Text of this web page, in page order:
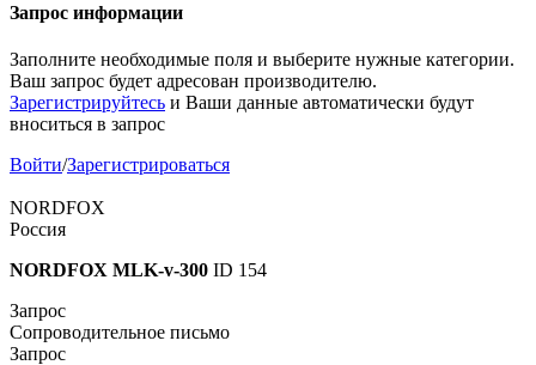
Запрос информации
Заполните необходимые поля и выберите нужные категории.
Ваш запрос будет адресован производителю.
Зарегистрируйтесь и Ваши данные автоматически будут
вноситься в запрос
Войти/Зарегистрироваться
NORDFOX
Россия
NORDFOX MLK-v-300 ID 154
Запрос
Сопроводительное письмо
Запрос